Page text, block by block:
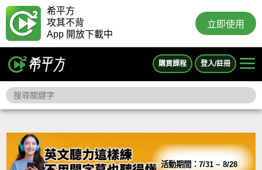
希平方
攻其不背
App 開放下載中
立即使用
購買課程 登入/註冊
活動期間：7/31 ~ 8/28